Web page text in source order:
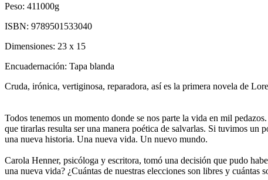
Peso: 411000g
ISBN: 9789501533040
Dimensiones: 23 x 15
Encuadernación: Tapa blanda
Cruda, irónica, vertiginosa, reparadora, así es la primera novela de
Todos tenemos un momento donde se nos parte la vida en mil
que tirarlas resulta ser una manera poética de salvarlas. Si tuvimos un
una nueva historia. Una nueva vida. Un nuevo mundo.
Carola Henner, psicóloga y escritora, tomó una decisión que pudo
una nueva vida? ¿Cuántas de nuestras elecciones son libres y cuántas